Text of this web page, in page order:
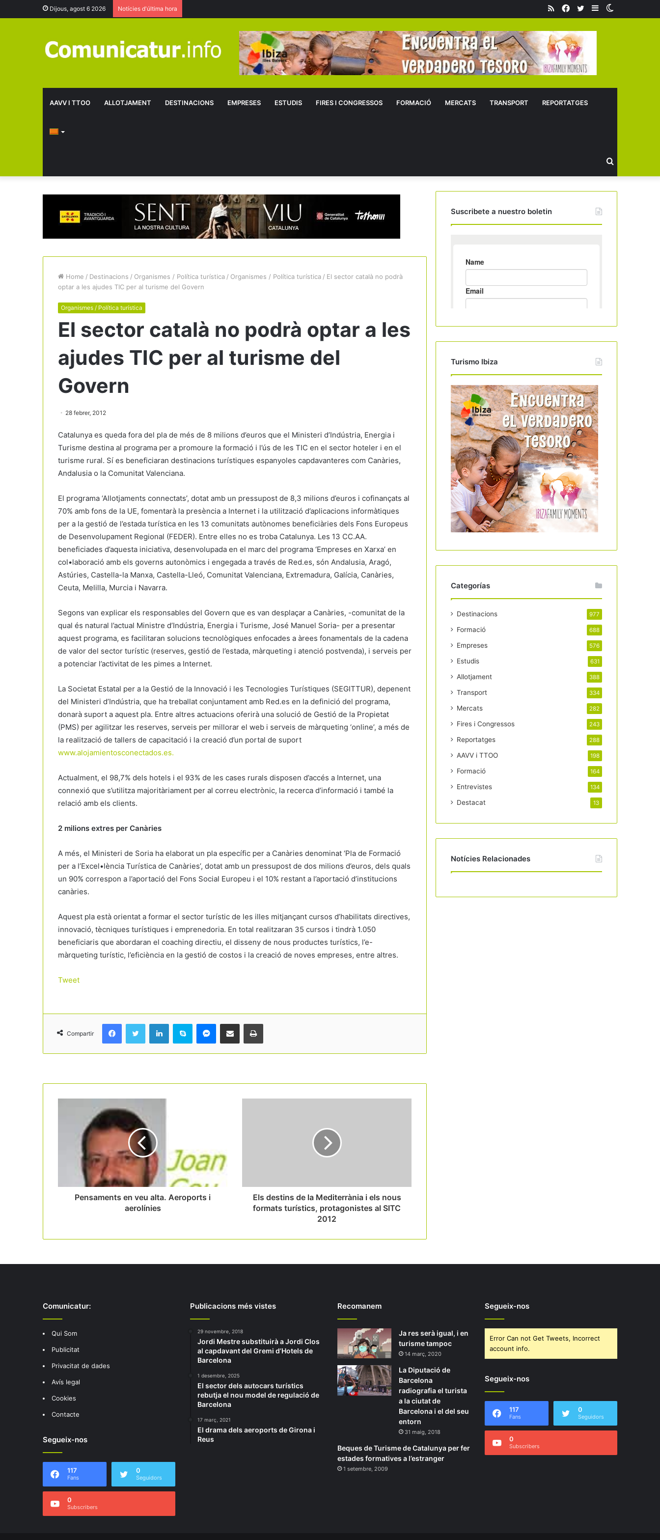
Dijous, agost 6 2026 Notícies d'última hora Sidebar
Twitter
Facebook
RSS
AAVV I TTOO ALLOTJAMENT DESTINACIONS EMPRESES ESTUDIS FIRES I CONGRESSOS FORMACIÓ MERCATS TRANSPORT REPORTATGES
Buscar
Home / Destinacions / Organismes / Política turística / Organismes / Política turística / El sector català no podrà
optar a les ajudes TIC per al turisme del Govern
Organismes / Política turística
El sector català no podrà optar a les
ajudes TIC per al turisme del
Govern
28 febrer, 2012
Catalunya es queda fora del pla de més de 8 milions d’euros que el Ministeri d’Indústria, Energia i
Turisme destina al programa per a promoure la formació i l’ús de les TIC en el sector hoteler i en el
turisme rural. Sí es beneficiaran destinacions turístiques espanyoles capdavanteres com Canàries,
Andalusia o la Comunitat Valenciana.
El programa ‘Allotjaments connectats’, dotat amb un pressupost de 8,3 milions d’euros i cofinançats al
70% amb fons de la UE, fomentarà la presència a Internet i la utilització d’aplicacions informàtiques
per a la gestió de l’estada turística en les 13 comunitats autònomes beneficiàries dels Fons Europeus
de Desenvolupament Regional (FEDER). Entre elles no es troba Catalunya. Les 13 CC.AA.
beneficiades d’aquesta iniciativa, desenvolupada en el marc del programa ‘Empreses en Xarxa’ en
col•laboració amb els governs autonòmics i engegada a través de Red.es, són Andalusia, Aragó,
Astúries, Castella-la Manxa, Castella-Lleó, Comunitat Valenciana, Extremadura, Galícia, Canàries,
Ceuta, Melilla, Murcia i Navarra.
Segons van explicar els responsables del Govern que es van desplaçar a Canàries, -comunitat de la
qual és natural l’actual Ministre d’Indústria, Energia i Turisme, José Manuel Soria- per a presentar
aquest programa, es facilitaran solucions tecnològiques enfocades a àrees fonamentals de la cadena
de valor del sector turístic (reserves, gestió de l’estada, màrqueting i atenció postvenda), i serveis per
a potenciar l’activitat de les pimes a Internet.
La Societat Estatal per a la Gestió de la Innovació i les Tecnologies Turístiques (SEGITTUR), depenent
del Ministeri d’Indústria, que ha treballat conjuntament amb Red.es en la definició del programa,
donarà suport a aquest pla. Entre altres actuacions oferirà una solució de Gestió de la Propietat
(PMS) per agilitzar les reserves, serveis per millorar el web i serveis de màrqueting ‘online’, a més de
la realització de tallers de capacitació i la creació d’un portal de suport
www.alojamientosconectados.es.
Actualment, el 98,7% dels hotels i el 93% de les cases rurals disposen d’accés a Internet, una
connexió que s’utilitza majoritàriament per al correu electrònic, la recerca d’informació i també la
relació amb els clients.
2 milions extres per Canàries
A més, el Ministeri de Soria ha elaborat un pla específic per a Canàries denominat ‘Pla de Formació
per a l’Excel•lència Turística de Canàries’, dotat amb un pressupost de dos milions d’euros, dels quals
un 90% correspon a l’aportació del Fons Social Europeu i el 10% restant a l’aportació d’institucions
canàries.
Aquest pla està orientat a formar el sector turístic de les illes mitjançant cursos d’habilitats directives,
innovació, tècniques turístiques i emprenedoria. En total realitzaran 35 cursos i tindrà 1.050
beneficiaris que abordaran el coaching directiu, el disseny de nous productes turístics, l’e-
màrqueting turístic, l’eficiència en la gestió de costos i la creació de noves empreses, entre altres.
Tweet
Compartir
Pensaments en veu alta. Aeroports i
aerolínies
Els destins de la Mediterrània i els nous
formats turístics, protagonistes al SITC
2012
Suscribete a nuestro boletin
Turismo Ibiza
Categorías
Destinacions 977
Formació 688
Empreses 576
Estudis 631
Allotjament 388
Transport 334
Mercats 282
Fires i Congressos 243
Reportatges 288
AAVV i TTOO 198
Formació 164
Entrevistes 134
Destacat 13
Notícies Relacionades
Comunicatur:
Qui Som
Publicitat
Privacitat de dades
Avís legal
Cookies
Contacte
Segueix-nos
117
Fans
0
Seguidors
0
Subscribers
Publicacions més vistes
29 novembre, 2018
Jordi Mestre substituirà a Jordi Clos
al capdavant del Gremi d’Hotels de
Barcelona
1 desembre, 2025
El sector dels autocars turístics
rebutja el nou model de regulació de
Barcelona
17 març, 2021
El drama dels aeroports de Girona i
Reus
Recomanem
Ja res serà igual, i en
turisme tampoc
14 març, 2020
La Diputació de
Barcelona
radiografia el turista
a la ciutat de
Barcelona i el del seu
entorn
31 maig, 2018
Beques de Turisme de Catalunya per fer
estades formatives a l’estranger
1 setembre, 2009
Segueix-nos
Error Can not Get Tweets, Incorrect
account info.
Segueix-nos
117
Fans
0
Seguidors
0
Subscribers